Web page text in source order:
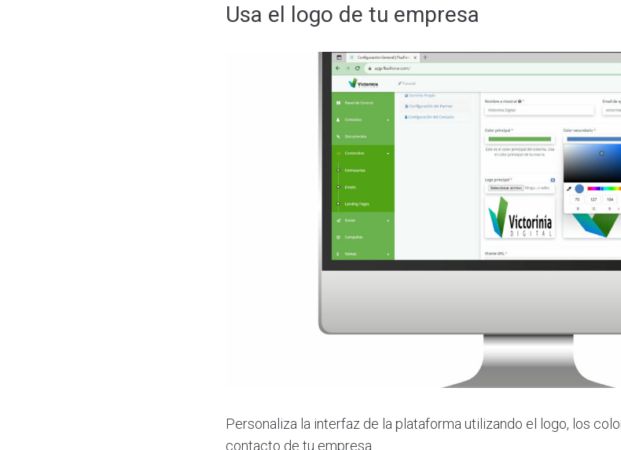
Usa el logo de tu empresa
Personaliza la interfaz de la plataforma utilizando el logo, los
contacto de tu empresa.